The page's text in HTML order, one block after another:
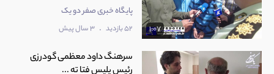
1:07
پایگاه خبری صفر دو یک
52 بازدید . 3 سال پیش
سرهنگ داود معظمی گودرزی